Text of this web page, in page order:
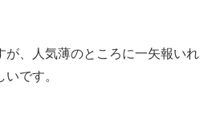
が、人気薄のところに一矢報いれ
です。